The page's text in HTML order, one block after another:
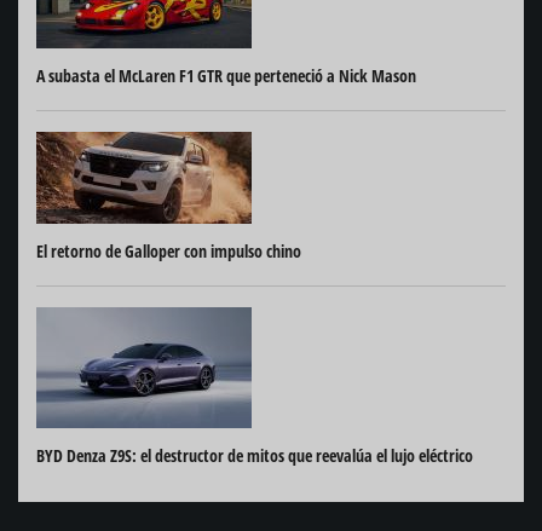
A subasta el McLaren F1 GTR que perteneció a Nick Mason
El retorno de Galloper con impulso chino
BYD Denza Z9S: el destructor de mitos que reevalúa el lujo eléctrico